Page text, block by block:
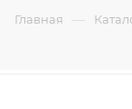
Главная —